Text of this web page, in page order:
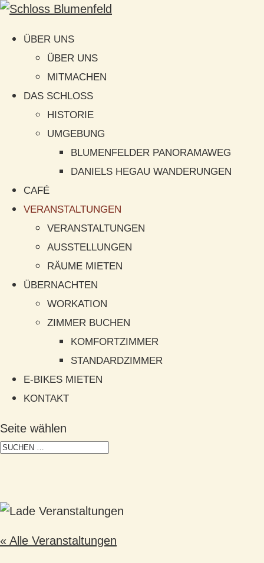
ÜBER UNS
ÜBER UNS
MITMACHEN
DAS SCHLOSS
HISTORIE
UMGEBUNG
BLUMENFELDER PANORAMAWEG
DANIELS HEGAU WANDERUNGEN
CAFÉ
VERANSTALTUNGEN
VERANSTALTUNGEN
AUSSTELLUNGEN
RÄUME MIETEN
ÜBERNACHTEN
WORKATION
ZIMMER BUCHEN
KOMFORTZIMMER
STANDARDZIMMER
E-BIKES MIETEN
KONTAKT
Seite wählen
« Alle Veranstaltungen